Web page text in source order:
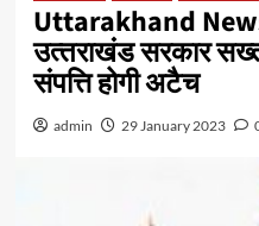
Uttarakhand
उत्‍तराखंड सरकार
संपत्ति होगी अटैच
admin 29 January 2023